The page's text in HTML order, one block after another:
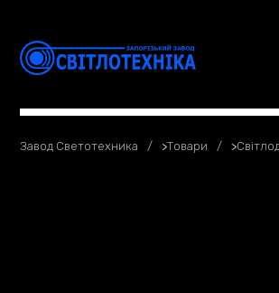
Завод Светотехника >Товари >